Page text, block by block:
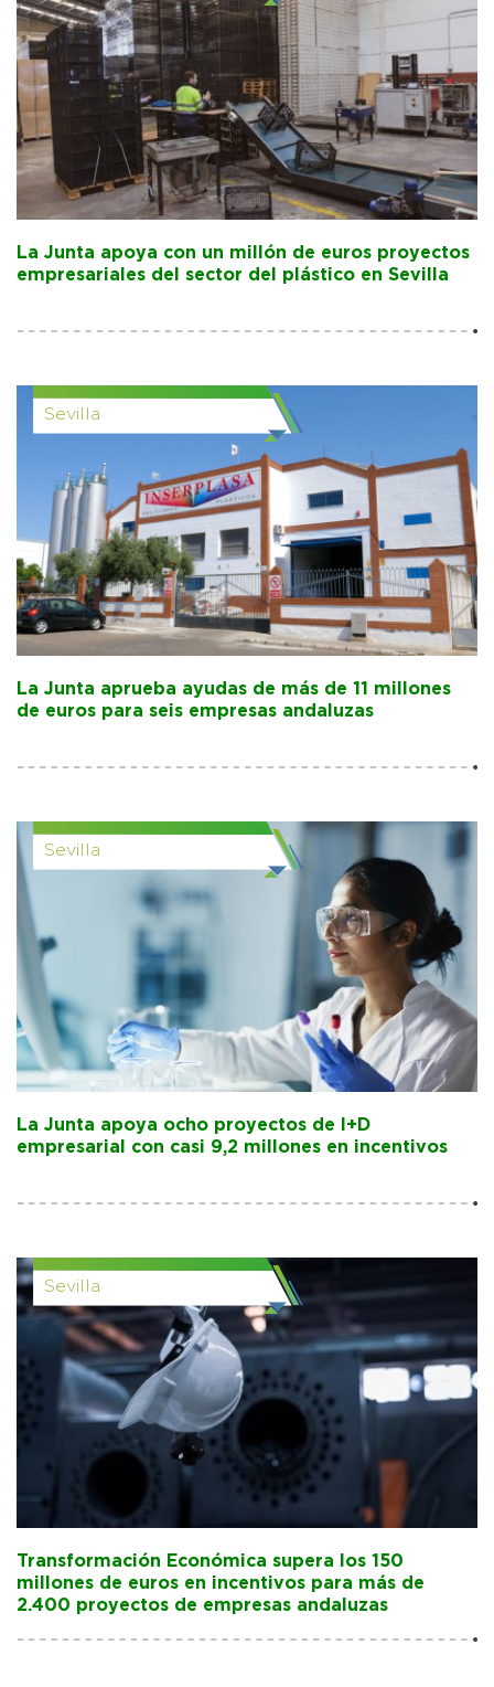
La Junta apoya con un millón de euros proyectos
empresariales del sector del plástico en Sevilla
Sevilla
La Junta aprueba ayudas de más de 11 millones
de euros para seis empresas andaluzas
Sevilla
La Junta apoya ocho proyectos de I+D
empresarial con casi 9,2 millones en incentivos
Sevilla
Transformación Económica supera los 150
millones de euros en incentivos para más de
2.400 proyectos de empresas andaluzas